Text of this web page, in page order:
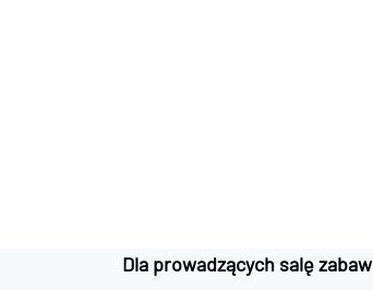
Dla prowadzących salę zabaw